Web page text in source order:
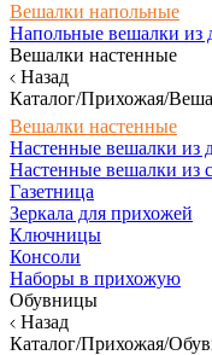
Вешалки напольные
Напольные вешалки из
Вешалки настенные
Назад
Каталог/Прихожая/
Вешалки настенные
Настенные вешалки из
Настенные вешалки из
Газетница
Зеркала для прихожей
Ключницы
Консоли
Наборы в прихожую
Обувницы
Назад
Каталог/Прихожая/